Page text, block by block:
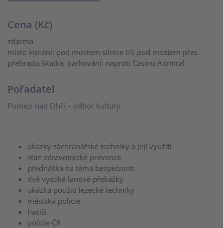
ukázky záchranářské techniky a její využití
stan zdravotnické prevence
přednáška na téma bezpečnost
dvě vysoké lanové překážky
ukázka použití lezecké techniky
městská policie
hasiči
policie ČR
Cena (Kč)
zdarma
místo konání: pod mostem silnice I/6 pod mostem přes
přehradu Skalka, parkování: naproti Casinu Admiral
Pořadatel
Pomezí nad Ohří – odbor kultury